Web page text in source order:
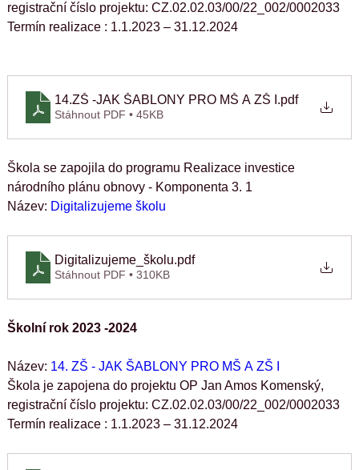
registrační číslo projektu: CZ.02.02.03/00/22_002/0002033
Termín realizace : 1.1.2023 – 31.12.2024
14.ZŠ -JAK ŠABLONY PRO MŠ A ZŠ I .pdf
Stáhnout PDF • 45KB
Škola se zapojila do programu Realizace investice
národního plánu obnovy - Komponenta 3. 1
Název: Digitalizujeme školu
Digitalizujeme_školu.pdf
Stáhnout PDF • 310KB
Školní rok 2023 -2024
Název: 14. ZŠ - JAK ŠABLONY PRO MŠ A ZŠ I
Škola je zapojena do projektu OP Jan Amos Komenský,
registrační číslo projektu: CZ.02.02.03/00/22_002/0002033
Termín realizace : 1.1.2023 – 31.12.2024